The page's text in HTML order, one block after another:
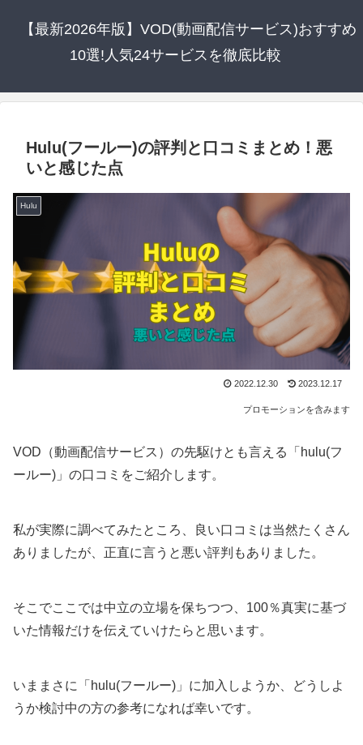
【最新2026年版】VOD(動画配信サービス)おすすめ
10選!人気24サービスを徹底比較
Hulu(フールー)の評判と口コミまとめ！悪
いと感じた点
Hulu
2022.12.30 2023.12.17
プロモーションを含みます
VOD（動画配信サービス）の先駆けとも言える「hulu(フ
ールー)」の口コミをご紹介します。
私が実際に調べてみたところ、良い口コミは当然たくさん
ありましたが、正直に言うと悪い評判もありました。
そこでここでは中立の立場を保ちつつ、100％真実に基づ
いた情報だけを伝えていけたらと思います。
いままさに「hulu(フールー)」に加入しようか、どうしよ
うか検討中の方の参考になれば幸いです。